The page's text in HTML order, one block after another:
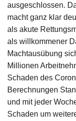
ausgeschlossen.
macht ganz klar
als akute
als willkommener
Machtausübung
Millionen
Schaden des
Berechnungen
und mit jeder
Schaden um